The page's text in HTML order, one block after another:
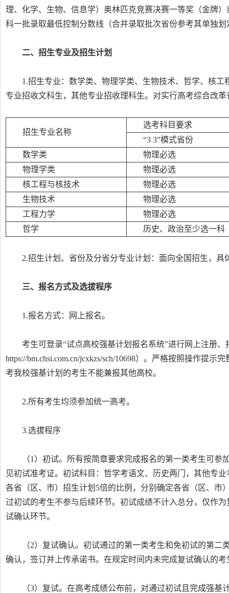
理、化学、生物、信息学）奥林匹克竞赛决赛一等奖（金牌
科一批录取最低控制分数线（合并录取批次省份参考其单独
二、招生专业及招生计划
1.招生专业：数学类、物理学类、生物技术、哲学、核
专业招收文科生，其他专业招收理科生。对实行高考综合改
招生专业名称
选考科目要求
“3 3”模式省份
数学类
物理必选
物理学类
物理必选
核工程与核技术
物理必选
生物技术
物理必选
工程力学
物理必选
哲学
历史、政治至少选一科
2.招生计划、省份及分省分专业计划：面向全国招生，
三、报名方式及选拔程序
1.报名方式：网上报名。
考生可登录“试点高校强基计划报名系统”进行网上注册、
https://bm.chsi.com.cn/jcxkzs/sch/10698）。严格按照操作提
考我校强基计划的考生不能兼报其他高校。
2.所有考生均须参加统一高考。
3.选拔程序
（1）初试。所有按简章要求完成报名的第一类考生可
见初试准考证。初试科目：哲学考语文、历史两门，其他专
各省（区、市）招生计划5倍的比例，分别确定各省（区、市
过初试的考生不参与后续环节。初试成绩不计入总分，仅作
试确认环节。
（2）复试确认。初试通过的第一类考生和免初试的第
确认，签订并上传承诺书。在规定时间内未完成复试确认的
（3）复试。在高考成绩公布前，对通过初试且完成强